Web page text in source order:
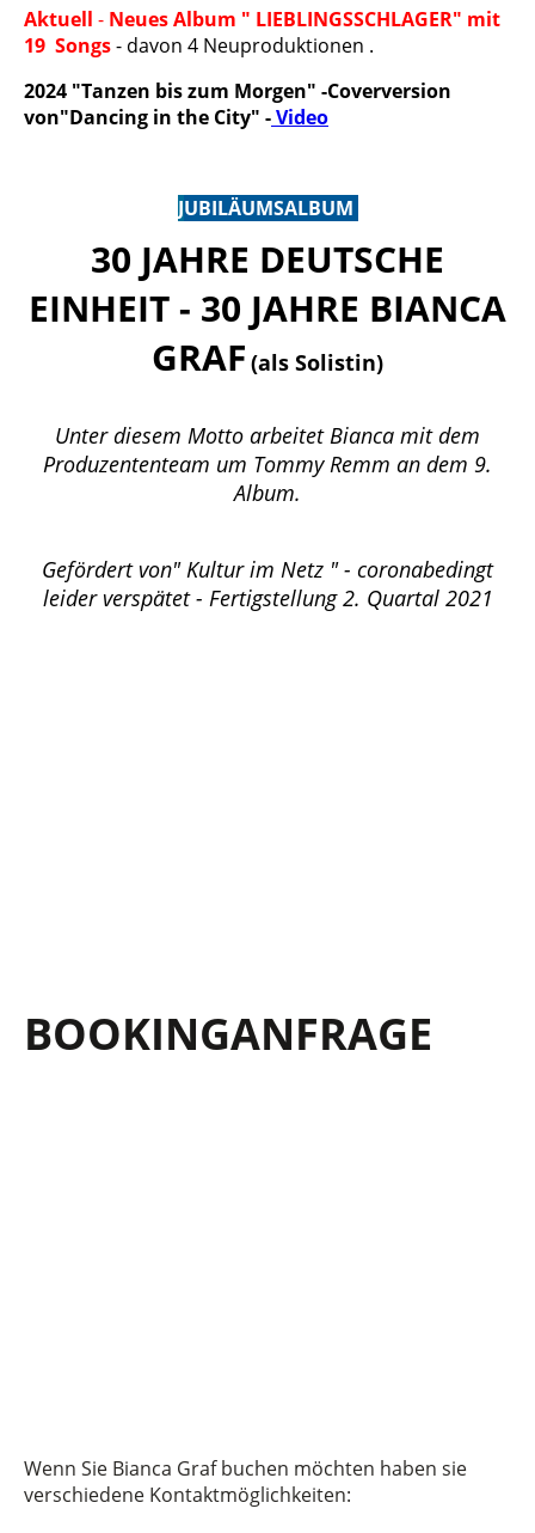
Aktuell - Neues Album " LIEBLINGSSCHLAGER" mit
19 Songs- davon 4 Neuproduktionen .
2024 "Tanzen bis zum Morgen" -Coverversion
von"Dancing in the City" -Video
JUBILÄUMSALBUM
30 JAHRE DEUTSCHE
EINHEIT - 30 JAHRE BIANCA
GRAF (als Solistin)
Unter diesem Motto arbeitet Bianca mit dem
Produzententeam um Tommy Remm an dem 9.
Album.
Gefördert von" Kultur im Netz " - coronabedingt
leider verspätet - Fertigstellung 2. Quartal 2021
BOOKING­ANFRAGE
Wenn Sie Bianca Graf buchen möchten haben sie
verschiedene Kontaktmöglichkeiten: